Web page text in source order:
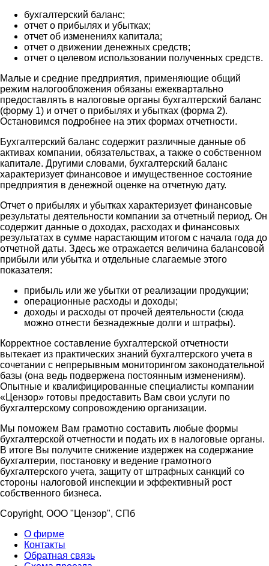
бухгалтерский баланс;
отчет о прибылях и убытках;
отчет об изменениях капитала;
отчет о движении денежных средств;
отчет о целевом использовании полученных средств.
Малые и средние предприятия, применяющие общий
режим налогообложения обязаны ежеквартально
предоставлять в налоговые органы бухгалтерский баланс
(форму 1) и отчет о прибылях и убытках (форма 2).
Остановимся подробнее на этих формах отчетности.
Бухгалтерский баланс содержит различные данные об
активах компании, обязательствах, а также о собственном
капитале. Другими словами, бухгалтерский баланс
характеризует финансовое и имущественное состояние
предприятия в денежной оценке на отчетную дату.
Отчет о прибылях и убытках характеризует финансовые
результаты деятельности компании за отчетный период. Он
содержит данные о доходах, расходах и финансовых
результатах в сумме нарастающим итогом с начала года до
отчетной даты. Здесь же отражается величина балансовой
прибыли или убытка и отдельные слагаемые этого
показателя:
прибыль или же убытки от реализации продукции;
операционные расходы и доходы;
доходы и расходы от прочей деятельности (сюда
можно отнести безнадежные долги и штрафы).
Корректное составление бухгалтерской отчетности
вытекает из практических знаний бухгалтерского учета в
сочетании с непрерывным мониторингом законодательной
базы (она ведь подвержена постоянным изменениям).
Опытные и квалифицированные специалисты компании
«Цензор» готовы предоставить Вам свои услуги по
бухгалтерскому сопровождению организации.
Мы поможем Вам грамотно составить любые формы
бухгалтерской отчетности и подать их в налоговые органы.
В итоге Вы получите снижение издержек на содержание
бухгалтерии, постановку и ведение грамотного
бухгалтерского учета, защиту от штрафных санкций со
стороны налоговой инспекции и эффективный рост
собственного бизнеса.
Copyright, ООО "Цензор", СПб
О фирме
Контакты
Обратная связь